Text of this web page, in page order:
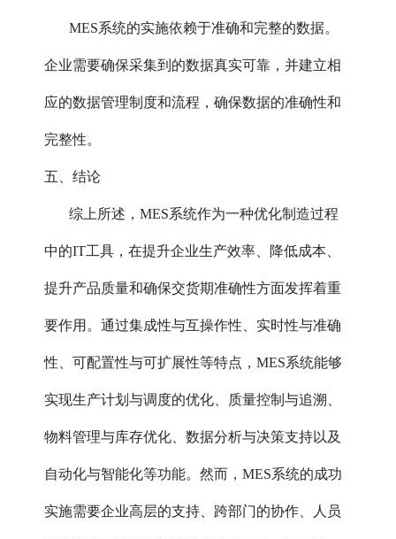
MES系统的实施依赖于准确和完整的数据。
企业需要确保采集到的数据真实可靠，并建立相
应的数据管理制度和流程，确保数据的准确性和
完整性。
五、结论
综上所述，MES系统作为一种优化制造过程
中的IT工具，在提升企业生产效率、降低成本、
提升产品质量和确保交货期准确性方面发挥着重
要作用。通过集成性与互操作性、实时性与准确
性、可配置性与可扩展性等特点，MES系统能够
实现生产计划与调度的优化、质量控制与追溯、
物料管理与库存优化、数据分析与决策支持以及
自动化与智能化等功能。然而，MES系统的成功
实施需要企业高层的支持、跨部门的协作、人员